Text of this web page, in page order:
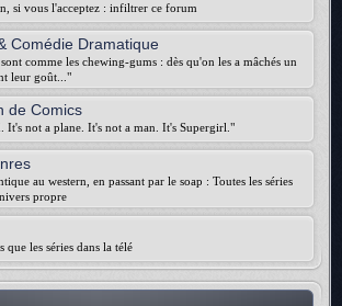
si vous l'acceptez : infiltrer ce forum
Comédie Dramatique
comme les chewing-gums : dès qu'on les a mâchés un
leur goût..."
de Comics
It's not a plane. It's not a man. It's Supergirl."
au western, en passant par le soap : Toutes les séries
propre
que les séries dans la télé